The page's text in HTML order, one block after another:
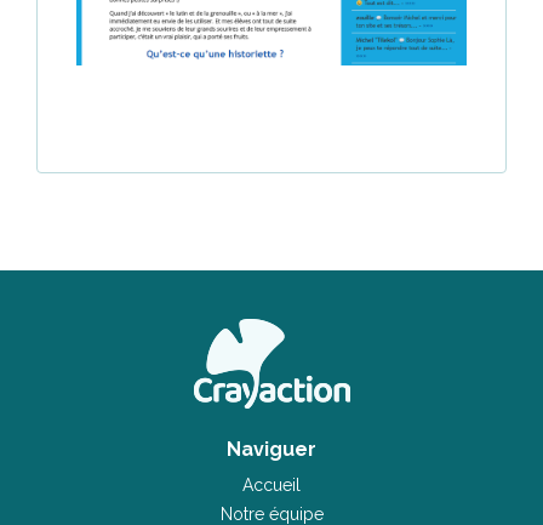
Naviguer
Accueil
Notre équipe